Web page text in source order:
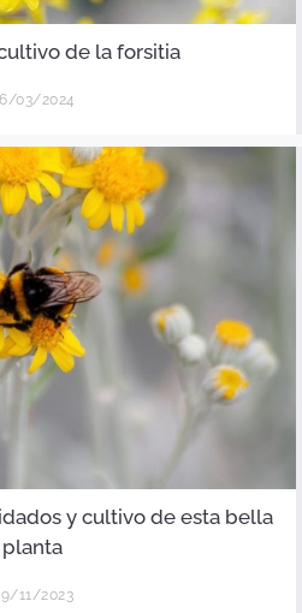
de la forsitia
03/2024
y cultivo de esta bella
planta
11/2023